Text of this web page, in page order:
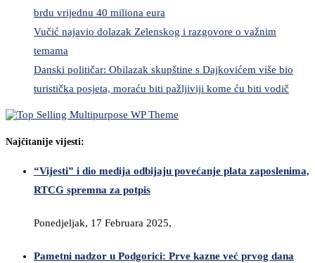
brdu vrijednu 40 miliona eura
Vučić najavio dolazak Zelenskog i razgovore o važnim
temama
Danski političar: Obilazak skupštine s Dajkovićem više bio
turistička posjeta, moraću biti pažljiviji kome ću biti vodič
Najčitanije vijesti:
“Vijesti” i dio medija odbijaju povećanje plata zaposlenima,
RTCG spremna za potpis
Ponedjeljak, 17 Februara 2025,
Pametni nadzor u Podgorici: Prve kazne već prvog dana